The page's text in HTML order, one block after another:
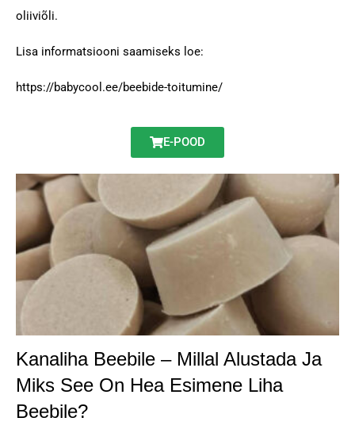
oliiviõli.
Lisa informatsiooni saamiseks loe:
https://babycool.ee/beebide-toitumine/
E-POOD
Kanaliha Beebile – Millal Alustada Ja
Miks See On Hea Esimene Liha
Beebile?